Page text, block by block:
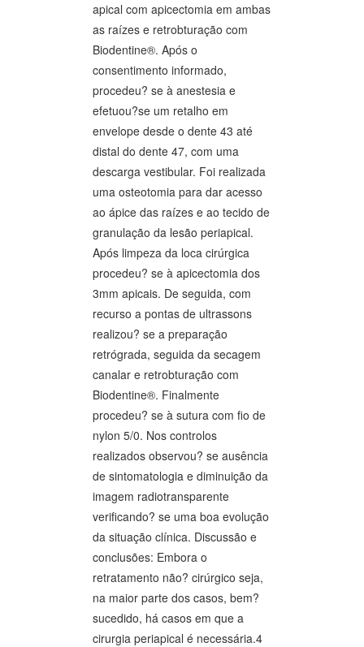
apical com apicectomia em ambas
as raízes e retrobturação com
Biodentine®. Após o
consentimento informado,
procedeu? se à anestesia e
efetuou?se um retalho em
envelope desde o dente 43 até
distal do dente 47, com uma
descarga vestibular. Foi realizada
uma osteotomia para dar acesso
ao ápice das raízes e ao tecido de
granulação da lesão periapical.
Após limpeza da loca cirúrgica
procedeu? se à apicectomia dos
3mm apicais. De seguida, com
recurso a pontas de ultrassons
realizou? se a preparação
retrógrada, seguida da secagem
canalar e retrobturação com
Biodentine®. Finalmente
procedeu? se à sutura com fio de
nylon 5/0. Nos controlos
realizados observou? se ausência
de sintomatologia e diminuição da
imagem radiotransparente
verificando? se uma boa evolução
da situação clínica. Discussão e
conclusões: Embora o
retratamento não? cirúrgico seja,
na maior parte dos casos, bem?
sucedido, há casos em que a
cirurgia periapical é necessária.4